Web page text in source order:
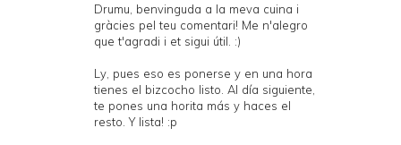
Drumu, benvinguda a la meva cuina i
gràcies pel teu comentari! Me n'alegro
que t'agradi i et sigui útil. :)
Ly, pues eso es ponerse y en una hora
tienes el bizcocho listo. Al día siguiente,
te pones una horita más y haces el
resto. Y lista! :p